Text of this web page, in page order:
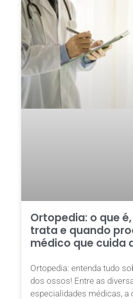
Ortopedia: o que
trata e quando
médico que cuida
Ortopedia: entenda tudo
dos ossos! Entre as
especialidades médicas, a